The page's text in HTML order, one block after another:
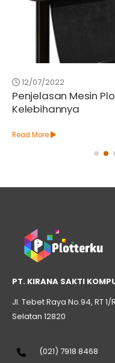
12/07/2022
Penjelasan Mesin
Kelebihannya
Read More
PT. KIRANA SAKTI
Jl. Tebet Raya No.94, RT
Selatan 12820
(021) 7918 8468